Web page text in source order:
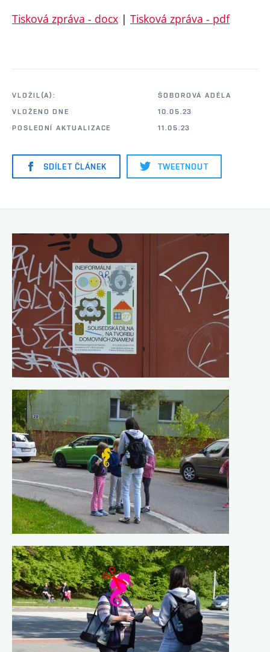
Tisková zpráva - docx | Tisková zpráva - pdf
VLOŽIL(A):
ŠOBOROVÁ ADÉLA
VLOŽENO DNE
10.05.23
POSLEDNÍ AKTUALIZACE
11.05.23
SDÍLET ČLÁNEK TWEETNOUT